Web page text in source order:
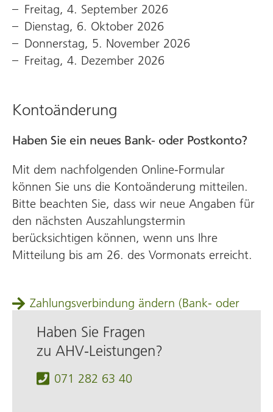
Freitag, 4. September 2026
Dienstag, 6. Oktober 2026
Donnerstag, 5. November 2026
Freitag, 4. Dezember 2026
Kontoänderung
Haben Sie ein neues Bank- oder Postkonto?
Mit dem nachfolgenden Online-Formular
können Sie uns die Kontoänderung mitteilen.
Bitte beachten Sie, dass wir neue Angaben für
den nächsten Auszahlungstermin
berücksichtigen können, wenn uns Ihre
Mitteilung bis am 26. des Vormonats erreicht.
Zahlungsverbindung ändern (Bank‑ oder
Haben Sie Fragen
zu AHV‑Leistungen?
071 282 63 40